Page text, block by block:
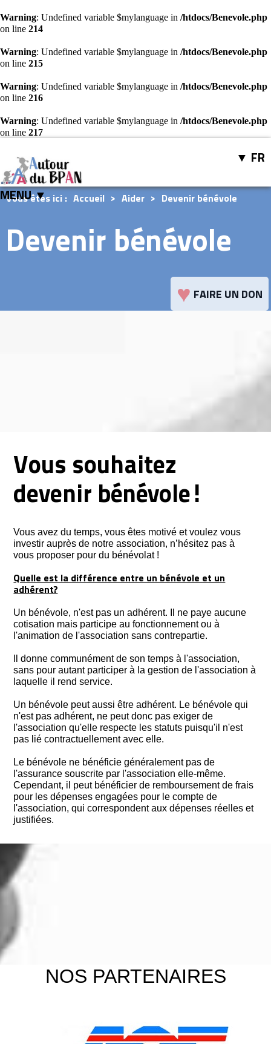
Warning: Undefined variable $mylanguage in /htdocs/Benevole.php
on line 214
Warning: Undefined variable $mylanguage in /htdocs/Benevole.php
on line 215
Warning: Undefined variable $mylanguage in /htdocs/Benevole.php
on line 216
Warning: Undefined variable $mylanguage in /htdocs/Benevole.php
on line 217
MENU ▼
FR
Vous êtes ici : Accueil > Aider > Devenir bénévole
Devenir bénévole
♥ FAIRE UN DON
Vous souhaitez
devenir bénévole!
Vous avez du temps, vous êtes motivé et voulez vous
investir auprès de notre association, n’hésitez pas à
vous proposer pour du bénévolat !
Quelle est la différence entre un bénévole et un
adhérent?
Un bénévole, n'est pas un adhérent. Il ne paye aucune
cotisation mais participe au fonctionnement ou à
l'animation de l'association sans contrepartie.
Il donne communément de son temps à l'association,
sans pour autant participer à la gestion de l'association à
laquelle il rend service.
Un bénévole peut aussi être adhérent. Le bénévole qui
n'est pas adhérent, ne peut donc pas exiger de
l'association qu'elle respecte les statuts puisqu'il n'est
pas lié contractuellement avec elle.
Le bénévole ne bénéficie généralement pas de
l'assurance souscrite par l'association elle-même.
Cependant, il peut bénéficier de remboursement de frais
pour les dépenses engagées pour le compte de
l'association, qui correspondent aux dépenses réelles et
justifiées.
NOS PARTENAIRES